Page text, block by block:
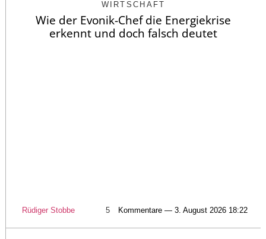
WIRTSCHAFT
Wie der Evonik-Chef die Energiekrise
erkennt und doch falsch deutet
Rüdiger Stobbe 5 Kommentare — 3. August 2026 18:22